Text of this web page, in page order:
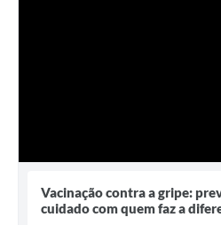
Vacinação contra a gripe:
cuidado com quem faz a